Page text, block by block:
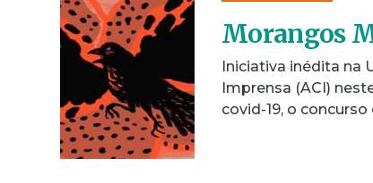
Morangos
Iniciativa inédita na
Imprensa (ACI)
covid-19, o